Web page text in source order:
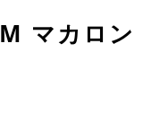
マカロン